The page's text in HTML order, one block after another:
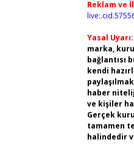
Reklam ve
Yasal Uyarı:
marka,
bağlantısı
kendi
haber
ve kişiler
Gerçek
tamamen
halindedir